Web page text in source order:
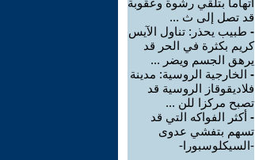
اتهاما بتلقي رشوة وعقوبة
قد تصل إلى ث ...
- طبيب يحذر: تناول الآيس
كريم بكثرة في الحر قد
يرهق الجسم ويضر ...
- الخارجية الروسية: مدينة
فلاديقوقاز الروسية قد
تصبح مركزا للن ...
- أكثر الفواكه التي قد
تسهم بتفشي عدوى
-السيكلوسبورا-